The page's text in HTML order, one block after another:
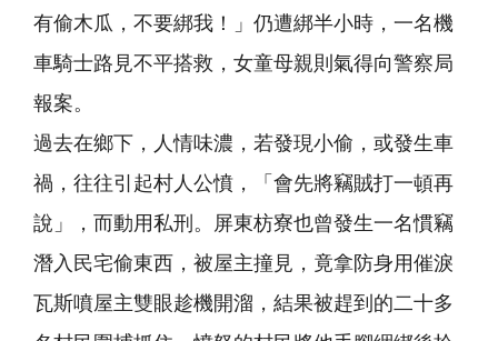
有偷木瓜，不要綁我！」仍遭綁半小時，一名機
車騎士路見不平搭救，女童母親則氣得向警察局
報案。
過去在鄉下，人情味濃，若發現小偷，或發生車
禍，往往引起村人公憤，「會先將竊賊打一頓再
說」，而動用私刑。屏東枋寮也曾發生一名慣竊
潛入民宅偷東西，被屋主撞見，竟拿防身用催淚
瓦斯噴屋主雙眼趁機開溜，結果被趕到的二十多